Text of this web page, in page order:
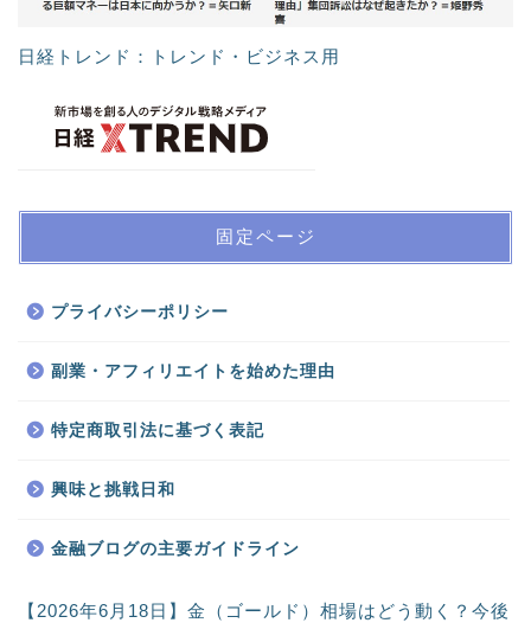
日経トレンド：トレンド・ビジネス用
固定ページ
プライバシーポリシー
副業・アフィリエイトを始めた理由
特定商取引法に基づく表記
興味と挑戦日和
金融ブログの主要ガイドライン
【2026年6月18日】金（ゴールド）相場はどう動く？今後